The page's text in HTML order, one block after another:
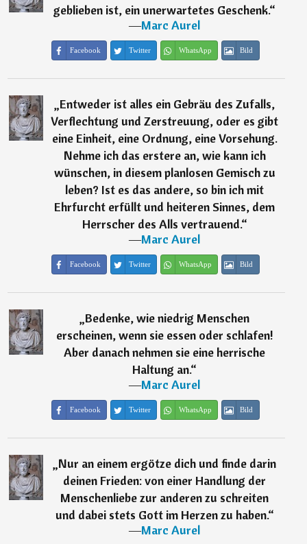
geblieben ist, ein unerwartetes Geschenk.“
―Marc Aurel
Facebook Twitter WhatsApp Bild
„Entweder ist alles ein Gebräu des Zufalls,
Verflechtung und Zerstreuung, oder es gibt
eine Einheit, eine Ordnung, eine Vorsehung.
Nehme ich das erstere an, wie kann ich
wünschen, in diesem planlosen Gemisch zu
leben? Ist es das andere, so bin ich mit
Ehrfurcht erfüllt und heiteren Sinnes, dem
Herrscher des Alls vertrauend.“
―Marc Aurel
Facebook Twitter WhatsApp Bild
„Bedenke, wie niedrig Menschen
erscheinen, wenn sie essen oder schlafen!
Aber danach nehmen sie eine herrische
Haltung an.“
―Marc Aurel
Facebook Twitter WhatsApp Bild
„Nur an einem ergötze dich und finde darin
deinen Frieden: von einer Handlung der
Menschenliebe zur anderen zu schreiten
und dabei stets Gott im Herzen zu haben.“
―Marc Aurel